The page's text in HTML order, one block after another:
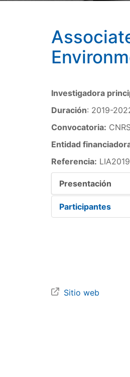
Investigadora
Duración: 2019-
Convocatoria:
Entidad
Referencia:
Presentación
(solapa
activa)
Participantes
Sitio web